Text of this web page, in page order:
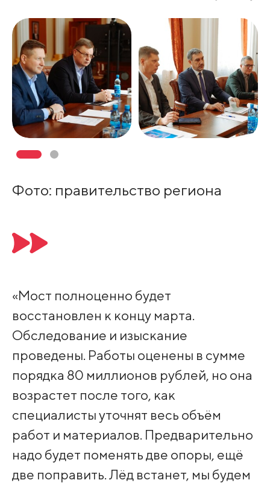
Фото: правительство региона
«Мост полноценно будет
восстановлен к концу марта.
Обследование и изыскание
проведены. Работы оценены в сумме
порядка 80 миллионов рублей, но она
возрастет после того, как
специалисты уточнят весь объём
работ и материалов. Предварительно
надо будет поменять две опоры, ещё
две поправить. Лёд встанет, мы будем